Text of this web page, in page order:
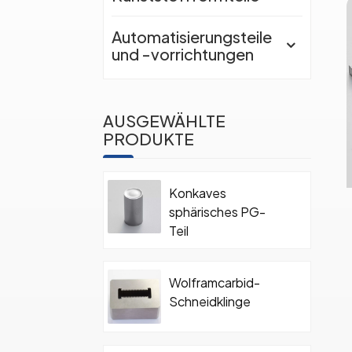
Automatisierungsteile
und -vorrichtungen
AUSGEWÄHLTE
PRODUKTE
Konkaves
sphärisches PG-
Teil
Wolframcarbid-
Schneidklinge